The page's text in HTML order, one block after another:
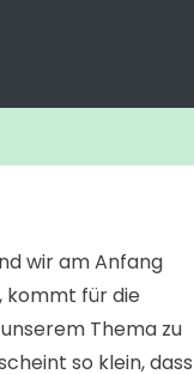
wir am Anfang
kommt für die
Thema zu
so klein, dass